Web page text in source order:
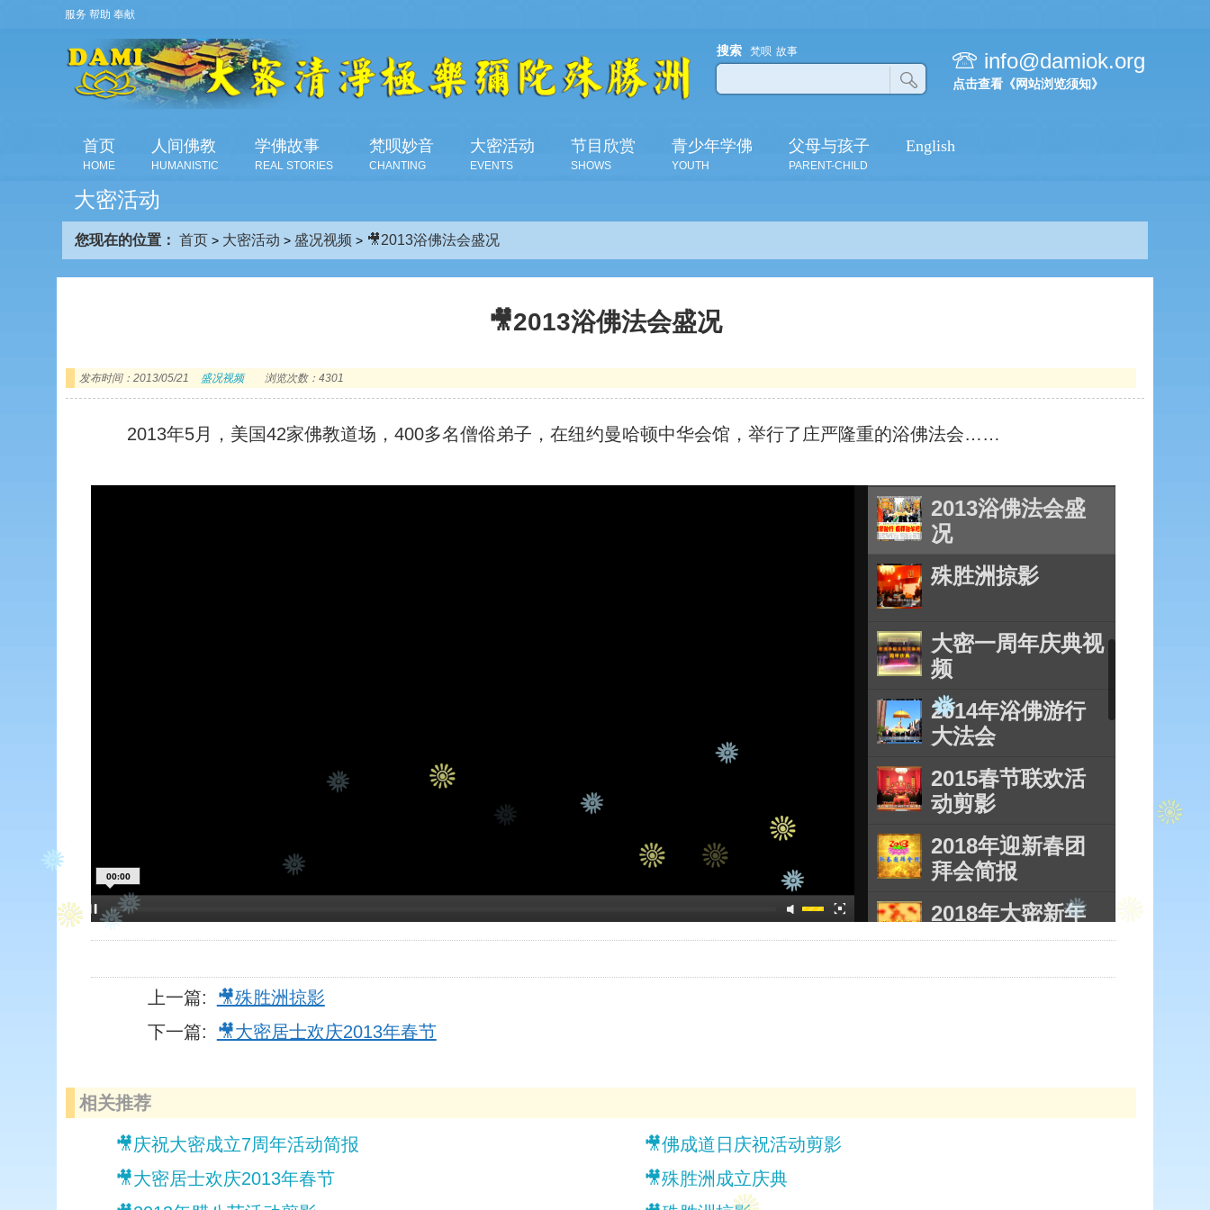
服务 帮助 奉献
info@damiok.org
点击查看《网站浏览须知》
搜索 梵呗 故事
首页
HOME
人间佛教
HUMANISTIC
学佛故事
REAL STORIES
梵呗妙音
CHANTING
大密活动
EVENTS
节目欣赏
SHOWS
青少年学佛
YOUTH
父母与孩子
PARENT-CHILD
English
大密活动
您现在的位置： 首页 > 大密活动 > 盛况视频 > 🎥2013浴佛法会盛况
🎥2013浴佛法会盛况
发布时间：2013/05/21 盛况视频 浏览次数：4301
2013年5月，美国42家佛教道场，400多名僧俗弟子，在纽约曼哈顿中华会馆，举行了庄严隆重的浴佛法会……
会盛况
2013年腊八节活
动剪影
大密居士欢庆
2013浴佛法会盛
况
殊胜洲掠影
大密一周年庆典视
频
2014年浴佛游行
大法会
2015春节联欢活
动剪影
2018年迎新春团
拜会简报
2018年大密新年
概况
大密下院庆祝大密
大密七周年庆典简
00:00
上一篇:
🎥殊胜洲掠影
下一篇:
🎥大密居士欢庆2013年春节
相关推荐
🎥庆祝大密成立7周年活动简报
🎥佛成道日庆祝活动剪影
🎥大密居士欢庆2013年春节
🎥殊胜洲成立庆典